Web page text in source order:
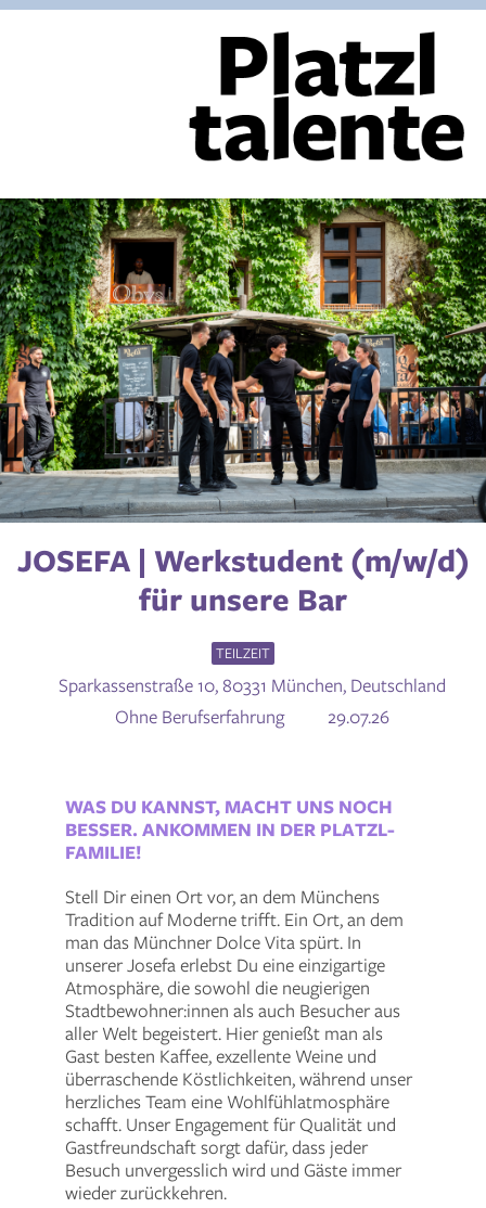
JOSEFA | Werkstudent (m/w/d)
für unsere Bar
TEILZEIT
Sparkassenstraße 10, 80331 München, Deutschland
Ohne Berufserfahrung
29.07.26
WAS DU KANNST, MACHT UNS NOCH
BESSER. ANKOMMEN IN DER PLATZL-
FAMILIE!
Stell Dir einen Ort vor, an dem Münchens
Tradition auf Moderne trifft. Ein Ort, an dem
man das Münchner Dolce Vita spürt. In
unserer Josefa erlebst Du eine einzigartige
Atmosphäre, die sowohl die neugierigen
Stadtbewohner:innen als auch Besucher aus
aller Welt begeistert. Hier genießt man als
Gast besten Kaffee, exzellente Weine und
überraschende Köstlichkeiten, während unser
herzliches Team eine Wohlfühlatmosphäre
schafft. Unser Engagement für Qualität und
Gastfreundschaft sorgt dafür, dass jeder
Besuch unvergesslich wird und Gäste immer
wieder zurückkehren.